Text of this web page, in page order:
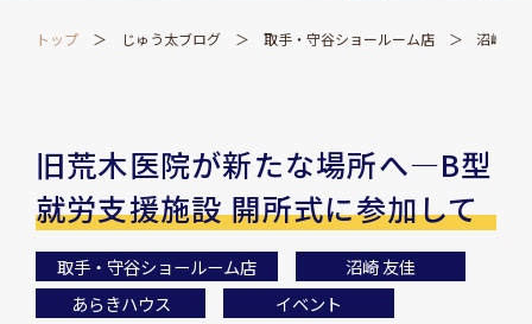
トップ じゅう太ブログ 取手・守谷ショールーム店 沼崎
旧荒木医院が新たな場所へ—B型
就労支援施設 開所式に参加して
取手・守谷ショールーム店
沼崎 友佳
あらきハウス
イベント